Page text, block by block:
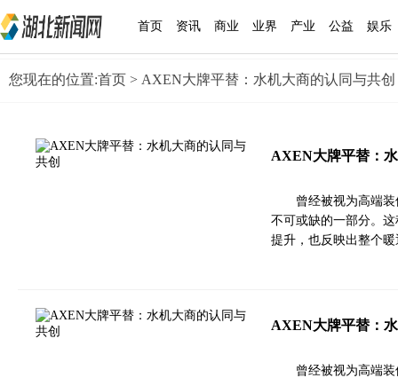
首页 资讯 商业 业界 产业 公益 娱乐
您现在的位置:首页 > AXEN大牌平替：水机大商的认同与共创
AXEN大牌平替：
曾经被视为高端
不可或缺的一部分。
提升，也反映出整个
AXEN大牌平替：
曾经被视为高端